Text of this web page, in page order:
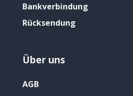
Bankverbindung
Rücksendung
Über uns
AGB